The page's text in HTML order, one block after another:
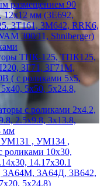
размещением 90
12х12 мм (3Е692,
3Т161, 3М642, RRK6,
300/11, Shniberger)
ТПК-125, ТПК125,
3Г71, 3Г71М,
( с роликами 5х5,
5х50, 5х24.8,
с роликами 2х4.2,
2.5х9.8, 3х13.8,
мм
, УМ134 ,
10х30,
14.17х30.1
3А64Д, 3В642,
5х24.8)